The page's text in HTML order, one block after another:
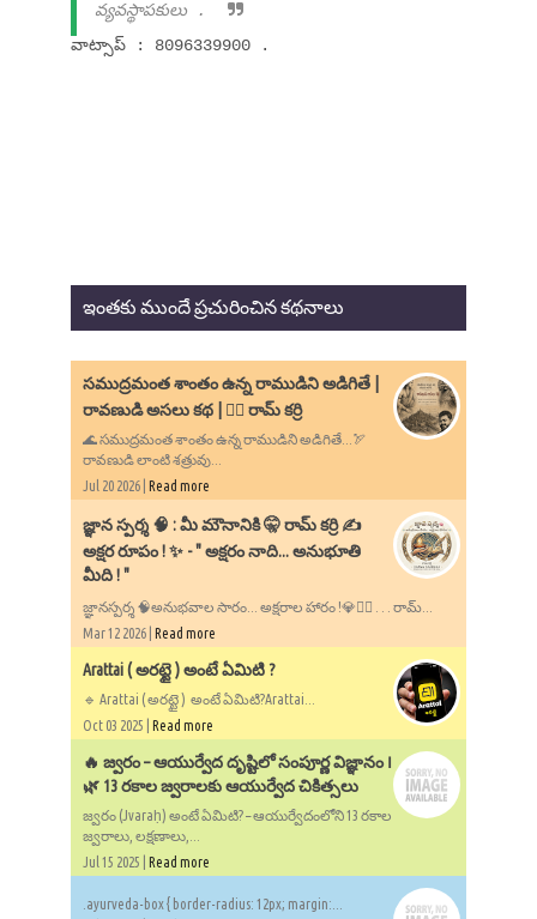
వ్యవస్థాపకులు .
వాట్సాప్ : 8096339900 .
ఇంతకు ముందే ప్రచురించిన కథనాలు
సముద్రమంత శాంతం ఉన్న రాముడిని అడిగితే |
రావణుడి అసలు కథ | ✍🏻 రామ్ కర్రి
🌊 సముద్రమంత శాంతం ఉన్న రాముడిని అడిగితే...🏹
రావణుడి లాంటి శత్రువు...
Jul 20 2026 | Read more
​జ్ఞాన స్పర్శ 🧠 : మీ మౌనానికి 🤫 రామ్ కర్రి ✍️
అక్షర రూపం ! ✨ - ​" అక్షరం నాది... అనుభూతి
మీది ! "
జ్ఞానస్పర్శ 🧠అనుభవాల సారం... అక్షరాల హారం !💎✍🏻 . . . రామ్...
Mar 12 2026 | Read more
Arattai ( అరట్టై ) అంటే ఏమిటి ?
🔹 Arattai ( అరట్టై ) అంటే ఏమిటి?Arattai...
Oct 03 2025 | Read more
🔥 జ్వరం – ఆయుర్వేద దృష్టిలో సంపూర్ణ విజ్ఞానం ౹
🌿 13 రకాల జ్వరాలకు ఆయుర్వేద చికిత్సలు
జ్వరం (Jvaraḥ) అంటే ఏమిటి? – ఆయుర్వేదంలోని 13 రకాల
జ్వరాలు, లక్షణాలు,...
Jul 15 2025 | Read more
.ayurveda-box { border-radius: 12px; margin:...